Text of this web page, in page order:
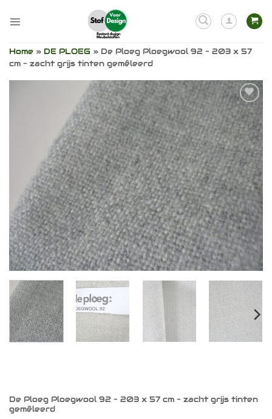
naar
Home » DE PLOEG » De Ploeg Ploegwool 92 – 203 x 57
cm – zacht grijs tinten gemêleerd
Toevoegen
aan
verlanglijst
De Ploeg Ploegwool 92 – 203 x 57 cm – zacht grijs tinten
gemêleerd